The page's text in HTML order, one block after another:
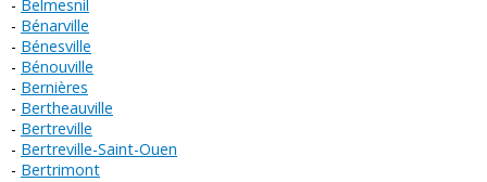
Belmesnil
Bénarville
Bénesville
Bénouville
Bernières
Bertheauville
Bertreville
Bertreville-Saint-Ouen
Bertrimont